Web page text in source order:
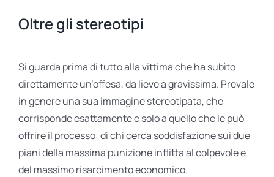
Oltre gli stereotipi
Si guarda prima di tutto alla vittima che ha subìto
direttamente un’offesa, da lieve a gravissima. Prevale
in genere una sua immagine stereotipata, che
corrisponde esattamente e solo a quello che le può
offrire il processo: di chi cerca soddisfazione sui due
piani della massima punizione inflitta al colpevole e
del massimo risarcimento economico.